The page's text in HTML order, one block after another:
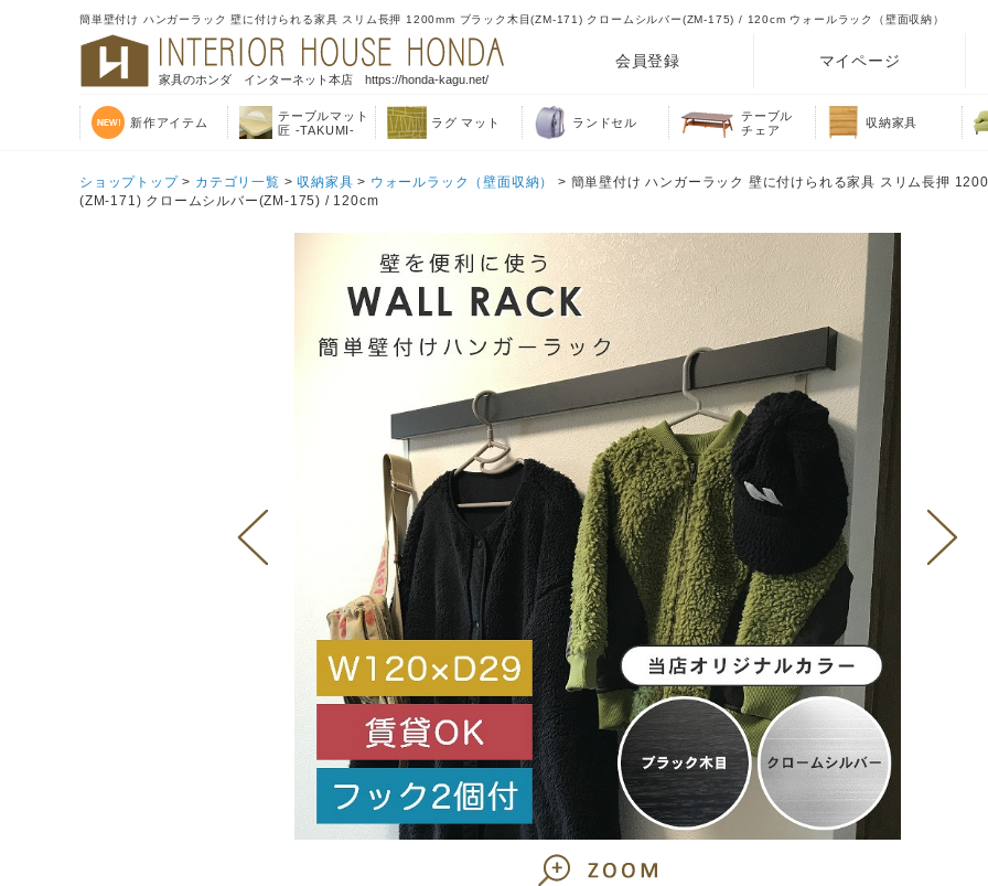
簡単壁付け ハンガーラック 壁に付けられる家具 スリム長押 1200mm ブラック木目(ZM-171) クロームシルバー(ZM-175) / 120cm ウォールラック（壁面収納）
家具のホンダ インターネット本店 https://honda-kagu.net/
会員登録 マイページ
新作アイテム
テーブルマット
匠 -TAKUMI-
ラグ マット ランドセル
テーブル
チェア
収納家具
ショップトップ> カテゴリ一覧 >収納家具 > ウォールラック（壁面収納）
> 簡単壁付け ハンガーラック 壁に付けられる家具 スリム長押
(ZM-171) クロームシルバー(ZM-175) / 120cm